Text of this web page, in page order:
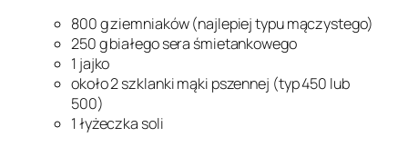
800 g ziemniaków (najlepiej typu mączystego)
250 g białego sera śmietankowego
1 jajko
około 2 szklanki mąki pszennej (typ 450 lub
500)
1 łyżeczka soli